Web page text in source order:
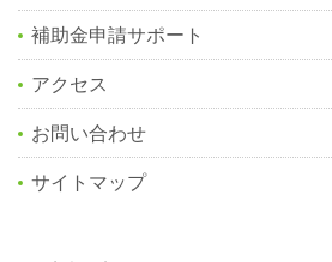
補助金申請サポート
アクセス
お問い合わせ
サイトマップ